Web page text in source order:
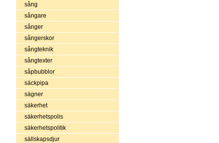
sång
sångare
sånger
sångerskor
sångteknik
sångtexter
såpbubblor
säckpipa
sägner
säkerhet
säkerhetspolis
säkerhetspolitik
sällskapsdjur